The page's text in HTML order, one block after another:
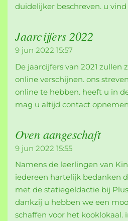
duidelijker beschreven. u
Jaarcijfers 2022
9 jun 2022 15:57
De jaarcijfers van 2021 zullen
online verschijnen. ons
online te hebben. heeft u in
mag u altijd contact
Oven aangeschaft
9 jun 2022 15:55
Namens de leerlingen van
iedereen hartelijk bedanken
met de statiegeldactie bij
dankzij u hebben we een
schaffen voor het kooklokaal.